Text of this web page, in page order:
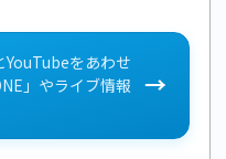
YouTubeをあわせ
」やライブ情報
→